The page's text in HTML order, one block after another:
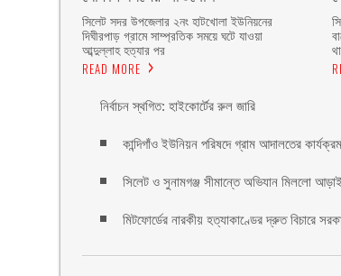
সিলেট সদর উপজেলার ২নং হাটখোলা ইউনিয়নের
দিঘীরপাড় গ্রামে সাম্প্রতিক সময়ে ঘটে যাওয়া
আব্দুল্লাহ হত্যার পর
READ MORE
নির্বাচন স্থগিত: হাইকোর্টের রুল জারি ‎
কান্দিগাঁও ইউনিয়ন পরিষদে গ্রাম আদালতের
সিলেট ও সুনামগঞ্জ সীমান্তে অভিযান মিললো
মিটফোর্ডের নারকীয় হত্যাকাণ্ডের দ্রুত বিচারে